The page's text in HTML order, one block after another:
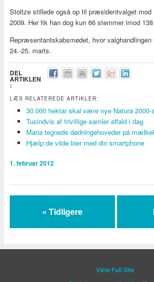
Stoltze stillede også op til præsidentvalget mod
2009. Her fik han dog kun 66 stemmer imod
Repræsentantskabsmødet, hvor
24.-25. marts.
DEL
ARTIKLEN
:
LÆS RELATEREDE ARTIKLER:
30.000 hektar skal være nye Natura 2000-
Tusindvis af frivillige samler affald i dag
Maria tegnede dødningehoveder på
Hjælp de vilde bier med din smartphone
1. februar 2012
« Tidligere
View Full Site